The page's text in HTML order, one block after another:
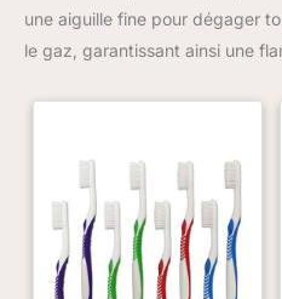
une aiguille fine pour dégager
le gaz, garantissant ainsi une